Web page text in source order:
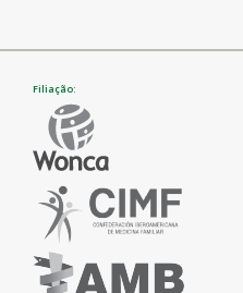
Filiação: